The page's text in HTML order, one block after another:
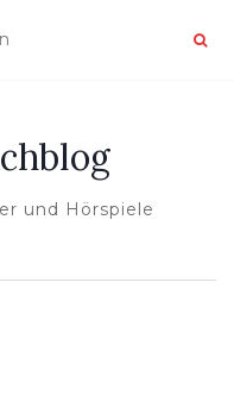
und Hörspiele